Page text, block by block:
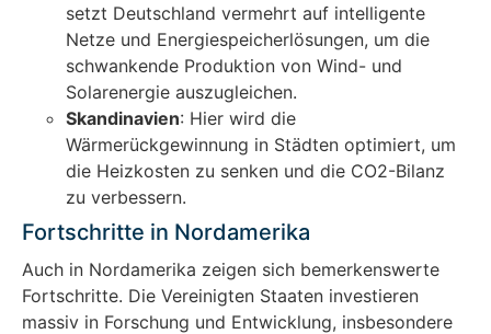
setzt Deutschland vermehrt auf intelligente
Netze und Energiespeicherlösungen, um die
schwankende Produktion von Wind- und
Solarenergie auszugleichen.
Skandinavien: Hier wird die
Wärmerückgewinnung in Städten optimiert, um
die Heizkosten zu senken und die CO2-Bilanz
zu verbessern.
Fortschritte in Nordamerika
Auch in Nordamerika zeigen sich bemerkenswerte
Fortschritte. Die Vereinigten Staaten investieren
massiv in Forschung und Entwicklung, insbesondere